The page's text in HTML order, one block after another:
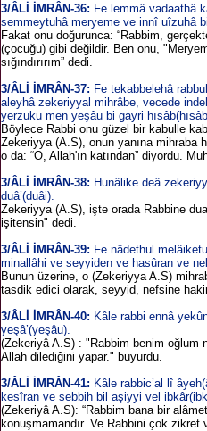
3/ÂLİ İMRÂN-36: Fe lemmâ vadaathâ
semmeytuhâ meryeme ve innî uîzuhâ
Fakat onu doğurunca: “Rabbim,
(çocuğu) gibi değildir. Ben onu,
sığındırırım” dedi.
3/ÂLİ İMRÂN-37: Fe tekabbelehâ
aleyhâ zekeriyyal mihrâbe, vecede
yerzuku men yeşâu bi gayri
Böylece Rabbi onu güzel bir kabulle
Zekeriyya (A.S), onun yanına mihraba
o da: “O, Allah'ın katından” diyordu.
3/ÂLİ İMRÂN-38: Hunâlike deâ
duâ’(duâi).
Zekeriyya (A.S), işte orada Rabbine
işitensin" dedi.
3/ÂLİ İMRÂN-39: Fe nâdethul
minallâhi ve seyyiden ve hasûran ve
Bunun üzerine, o (Zekeriyya A.S)
tasdik edici olarak, seyyid, nefsine
3/ÂLİ İMRÂN-40: Kâle rabbi ennâ
yeşâ’(yeşâu).
(Zekeriyâ A.S) : "Rabbim benim oğlum
Allah dilediğini yapar." buyurdu.
3/ÂLİ İMRÂN-41: Kâle rabbic’al lî
kesîran ve sebbih bil aşiyyi vel
(Zekeriyâ A.S): “Rabbim bana bir
konuşmamandır. Ve Rabbini çok zikret